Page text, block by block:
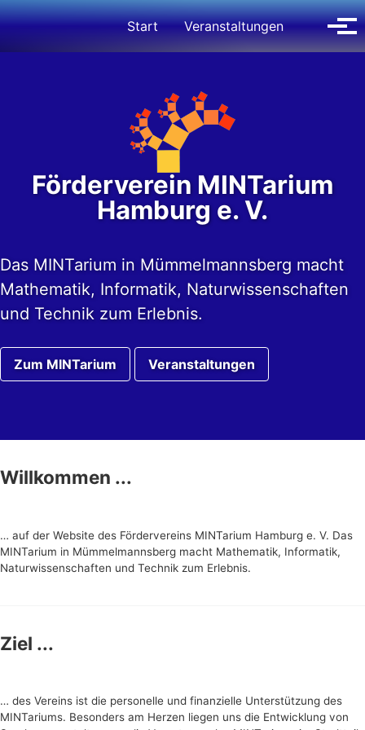
Zur Hauptnavigation springen
Zum Inhalt springen
Zur Fußzeile springen
Start
Veranstaltungen Suche
Förderverein MINTarium
Hamburg e. V.
Das MINTarium in Mümmelmannsberg macht
Mathematik, Informatik, Naturwissenschaften
und Technik zum Erlebnis.
Zum MINTarium Veranstaltungen
Willkommen ...
… auf der Website des Fördervereins MINTarium Hamburg e. V. Das
MINTarium in Mümmelmannsberg macht Mathematik, Informatik,
Naturwissenschaften und Technik zum Erlebnis.
Ziel ...
… des Vereins ist die personelle und finanzielle Unterstützung des
MINTariums. Besonders am Herzen liegen uns die Entwicklung von